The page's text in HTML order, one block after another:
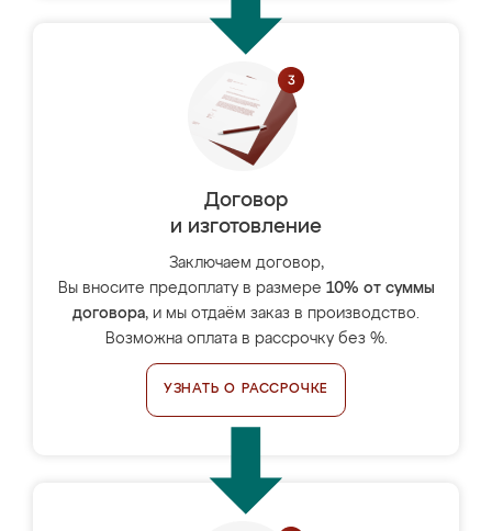
Договор
и изготовление
Заключаем договор,
Вы вносите предоплату в размере 10% от суммы
договора, и мы отдаём заказ в производство.
Возможна оплата в рассрочку без %.
УЗНАТЬ О РАССРОЧКЕ